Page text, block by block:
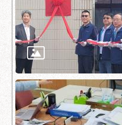
回
首
頁
English
台
北
通